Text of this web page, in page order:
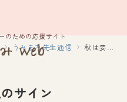
のための応援サイト
うみまち先生通信 秋は要注意！小児喘息のサイン
サイン